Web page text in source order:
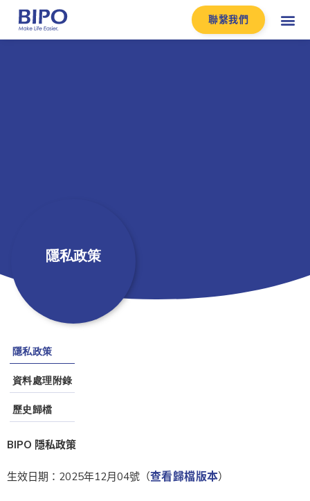
聯繫我們
隱私政策
隱私政策
資料處理附錄
歷史歸檔
BIPO 隱私政策
生效日期：2025年12月04號（查看歸檔版本）